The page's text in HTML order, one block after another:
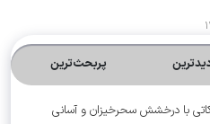
پربحث‌ترین‌
با درخشش سحرخیزان و آسانی